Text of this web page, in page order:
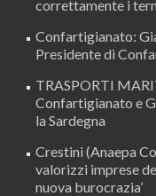
correttamente i
Confartigianato:
Presidente di
TRASPORTI
Confartigianato e
la Sardegna
Crestini (Anaepa
valorizzi imprese
nuova burocrazia’